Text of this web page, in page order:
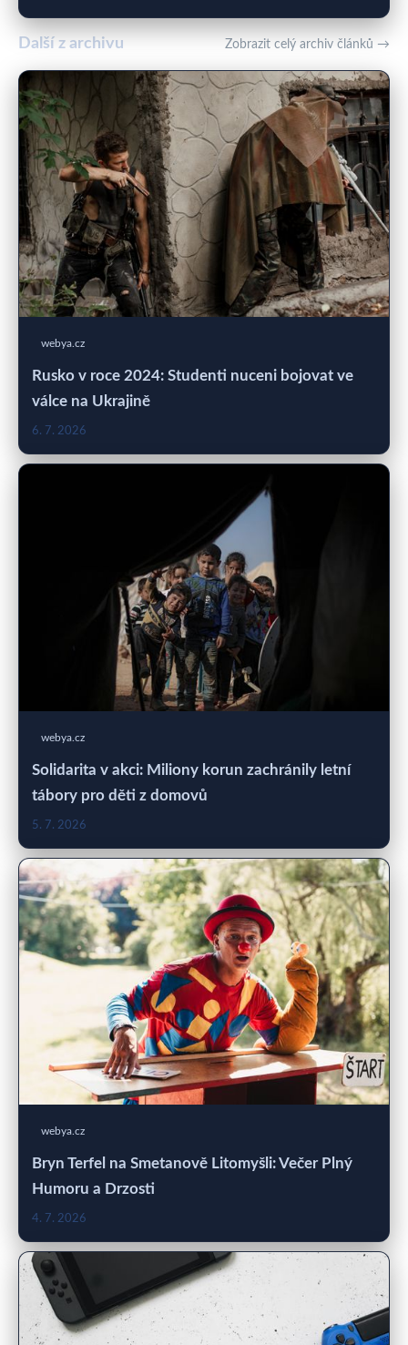
Další z archivu Zobrazit celý archiv článků →
webya.cz
Rusko v roce 2024: Studenti nuceni bojovat ve
válce na Ukrajině
6. 7. 2026
webya.cz
Solidarita v akci: Miliony korun zachránily letní
tábory pro děti z domovů
5. 7. 2026
webya.cz
Bryn Terfel na Smetanově Litomyšli: Večer Plný
Humoru a Drzosti
4. 7. 2026